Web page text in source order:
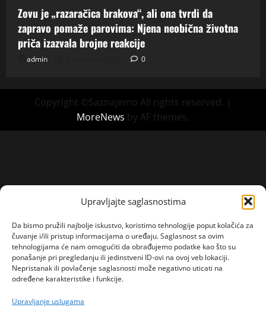
Upravljajte saglasnostima
Da bismo pružili najbolje iskustvo, koristimo tehnologije poput kolačića za
čuvanje i/ili pristup informacijama o uređaju. Saglasnost sa ovim
tehnologijama će nam omogućiti da obrađujemo podatke kao što su
ponašanje pri pregledanju ili jedinstveni ID-ovi na ovoj veb lokaciji.
Nepristanak ili povlačenje saglasnosti može negativno uticati na
određene karakteristike i funkcije.
Upravljanje uslugama
Zovu je „razaračica brakova“, ali ona tvrdi da
zapravo pomaže parovima: Njena neobična životna
priča izazvala brojne reakcije
admin 0
Copyright ©Saznajemo All rights reserved. |
MoreNews by AF themes.